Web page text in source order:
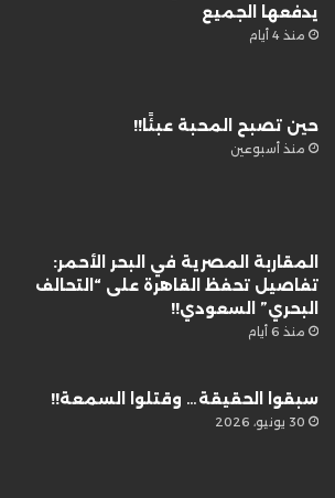
يدفعها الجميع
منذ 4 أيام
حين تصبح المحبة عبئًا!!
منذ أسبوعين
المقاربة المصرية في البحر الأحمر:
تفاصيل تحفظ القاهرة على “التحالف
البحري” السعودي!!
منذ 6 أيام
سبقوا الحقيقة… وقتلوا السمعة!!
30 يونيو، 2026